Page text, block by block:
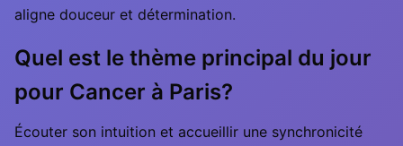
aligne douceur et détermination.
Quel est le thème principal du jour
pour Cancer à Paris?
Écouter son intuition et accueillir une synchronicité